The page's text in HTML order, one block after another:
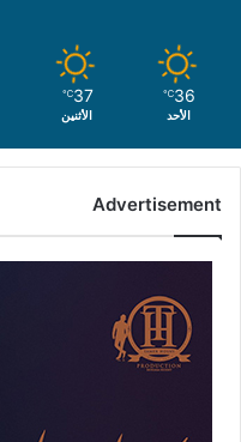
36
℃
الأحد
37
℃
الأثنين
Advertisement